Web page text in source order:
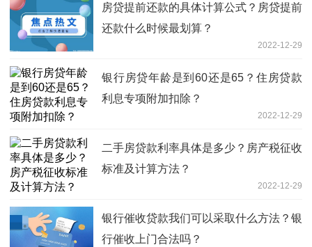
房贷提前还款的具体计算公式？房贷提前
还款什么时候最划算？
2022-12-29
银行房贷年龄是到60还是65？住房贷款
利息专项附加扣除？
2022-12-29
二手房贷款利率具体是多少？房产税征收
标准及计算方法？
2022-12-29
银行催收贷款我们可以采取什么方法？银
行催收上门合法吗？